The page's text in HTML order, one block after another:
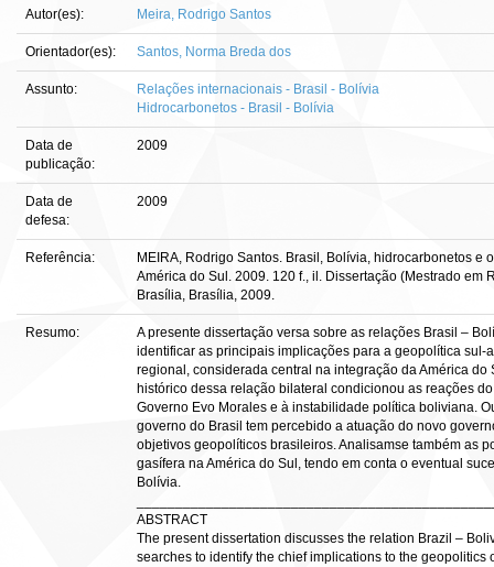
Autor(es): Meira, Rodrigo Santos
Orientador(es): Santos, Norma Breda dos
Assunto:
Relações internacionais - Brasil - Bolívia
Hidrocarbonetos - Brasil - Bolívia
Data de
publicação:
2009
Data de
defesa:
2009
Referência:
MEIRA, Rodrigo Santos. Brasil, Bolívia, hidrocarbonetos e
América do Sul. 2009. 120 f., il. Dissertação (Mestrado
Brasília, Brasília, 2009.
Resumo:
A presente dissertação versa sobre as relações Brasil –
identificar as principais implicações para a geopolítica
regional, considerada central na integração da América
histórico dessa relação bilateral condicionou as reações
Governo Evo Morales e à instabilidade política boliviana.
governo do Brasil tem percebido a atuação do novo
objetivos geopolíticos brasileiros. Analisamse também as
gasífera na América do Sul, tendo em conta o eventual
Bolívia.
ABSTRACT
The present dissertation discusses the relation Brazil –
searches to identify the chief implications to the